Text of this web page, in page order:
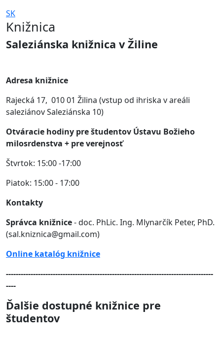
SK
Knižnica
Saleziánska knižnica v Žiline
Adresa knižnice
Rajecká 17, 010 01 Žilina (vstup od ihriska v areáli
saleziánov Saleziánska 10)
Otváracie hodiny pre študentov Ústavu Božieho
milosrdenstva + pre verejnosť
Štvrtok: 15:00 -17:00
Piatok: 15:00 - 17:00
Kontakty
Správca knižnice- doc. PhLic. Ing. Mlynarčík Peter, PhD.
(sal.kniznica@gmail.com)
Online katalóg knižnice
------------------------------------------------------------------------------------
----
Ďalšie dostupné knižnice pre
študentov